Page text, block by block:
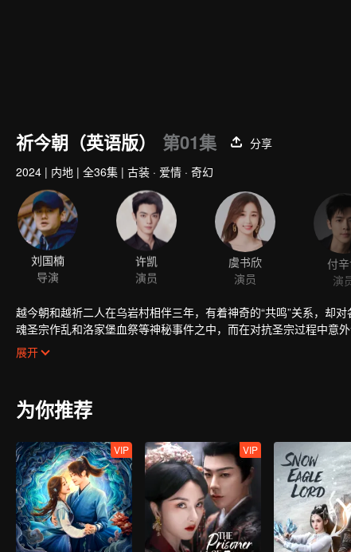
祈今朝（英语版） 第01集
分享
2024 | 内地 | 全36集 | 古装 · 爱情 · 奇幻
刘国楠
导演
许凯
演员
虞书欣
演员
付
演
越今朝和越祈二人在乌岩村相伴三年，有着神奇的“共鸣”关系，却
魂圣宗作乱和洛家堡血祭等神秘事件之中，而在对抗圣宗过程中
随着事件发展，双越结识了洛家堡双子洛埋名和洛昭言、千年狼妖
正武盟、启魂圣宗、衡道众、禺妖族，几大势力接踵而至，谁才是
展开
为你推荐
VIP VIP